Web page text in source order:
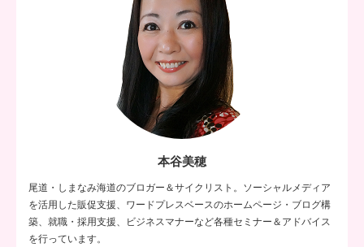
本谷美穂
尾道・しまなみ海道のブロガー＆サイクリスト。ソーシャルメディア
を活用した販促支援、ワードプレスベースのホームページ・ブログ構
築、就職・採用支援、ビジネスマナーなど各種セミナー＆アドバイス
を行っています。